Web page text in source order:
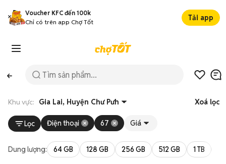
Voucher KFC đến 100k
Chỉ có trên app Chợ Tốt
Tải app
Khu vực: Gia Lai, Huyện Chư Pưh Xoá lọc
Lọc Điện thoại 67 Giá
Dung lượng: 64 GB 128 GB 256 GB 512 GB 1 TB